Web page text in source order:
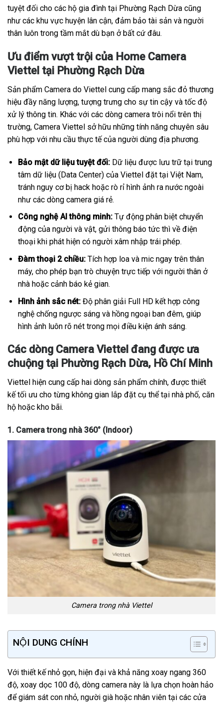
tuyệt đối cho các hộ gia đình tại Phường Rạch Dừa cũng
như các khu vực huyện lân cận, đảm bảo tài sản và người
thân luôn trong tầm mắt dù bạn ở bất cứ đâu.
Ưu điểm vượt trội của Home Camera
Viettel tại Phường Rạch Dừa
Sản phẩm Camera do Viettel cung cấp mang sắc đỏ thương
hiệu đầy năng lượng, tượng trưng cho sự tin cậy và tốc độ
xử lý thông tin. Khác với các dòng camera trôi nổi trên thị
trường, Camera Viettel sở hữu những tính năng chuyên sâu
phù hợp với nhu cầu thực tế của người dùng địa phương.
Bảo mật dữ liệu tuyệt đối:Dữ liệu được lưu trữ tại trung
tâm dữ liệu (Data Center) của Viettel đặt tại Việt Nam,
tránh nguy cơ bị hack hoặc rò rỉ hình ảnh ra nước ngoài
như các dòng camera giá rẻ.
Công nghệ AI thông minh:Tự động phân biệt chuyển
động của người và vật, gửi thông báo tức thì về điện
thoại khi phát hiện có người xâm nhập trái phép.
Đàm thoại 2 chiều:Tích hợp loa và mic ngay trên thân
máy, cho phép bạn trò chuyện trực tiếp với người thân ở
nhà hoặc cảnh báo kẻ gian.
Hình ảnh sắc nét:Độ phân giải Full HD kết hợp công
nghệ chống ngược sáng và hồng ngoại ban đêm, giúp
hình ảnh luôn rõ nét trong mọi điều kiện ánh sáng.
Các dòng Camera Viettel đang được ưa
chuộng tại Phường Rạch Dừa, Hồ Chí Minh
Viettel hiện cung cấp hai dòng sản phẩm chính, được thiết
kế tối ưu cho từng không gian lắp đặt cụ thể tại nhà phố, căn
hộ hoặc kho bãi.
1. Camera trong nhà 360° (Indoor)
Camera trong nhà Viettel
NỘI DUNG CHÍNH
Với thiết kế nhỏ gọn, hiện đại và khả năng xoay ngang 360
độ, xoay dọc 100 độ, dòng camera này là lựa chọn hoàn hảo
để giám sát con nhỏ, người già hoặc nhân viên tại các cửa